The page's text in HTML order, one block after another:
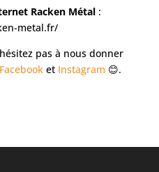
Racken Métal :
metal.fr/
pas à nous donner
Facebook et Instagram 😊.